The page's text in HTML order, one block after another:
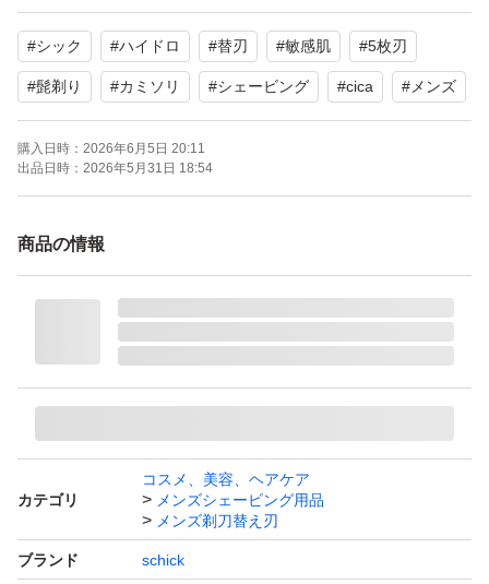
【商品の状態】未使用
【カラー】グリーン系
よろしくお願いいたします。
#シック #ハイドロ #替刃 #敏感肌 #5枚刃
#髭剃り #カミソリ #シェービング #cica #メンズ
購入日時： 2026年6月5日 20:11
出品日時： 2026年5月31日 18:54
商品の情報
カテゴリ
コスメ、美容、ヘアケア
メンズシェービング用品
メンズ剃刀替え刃
ブランド schick